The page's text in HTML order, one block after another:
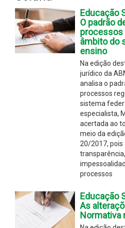
Educação
O padrão
processos
âmbito do
ensino
Na edição
jurídico da
analisa o
processos
sistema
especialista,
acertada ao
meio da
20/2017, pois
processos
Educação
As
Normativa